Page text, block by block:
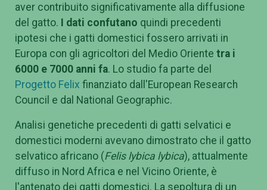
aver contribuito significativamente alla diffusione
del gatto.
I dati confutano quindi precedenti
ipotesi che i gatti domestici fossero arrivati in
Europa con gli agricoltori del Medio Oriente tra i
6000 e 7000 anni fa. Lo studio fa parte del
Progetto Felix finanziato dall'European Research
Council e dal National Geographic.
Analisi genetiche precedenti di gatti selvatici e
domestici moderni avevano dimostrato che il gatto
selvatico africano (Felis lybica lybica), attualmente
diffuso in Nord Africa e nel Vicino Oriente, è
l'antenato dei gatti domestici. La sepoltura di un